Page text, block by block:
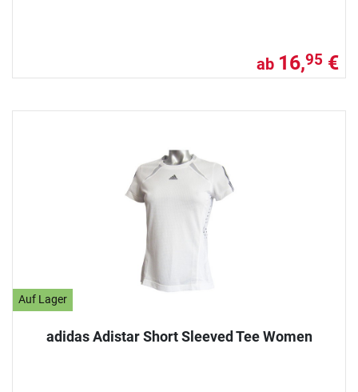
ab 16,95 €
Auf Lager
adidas Adistar Short Sleeved Tee Women